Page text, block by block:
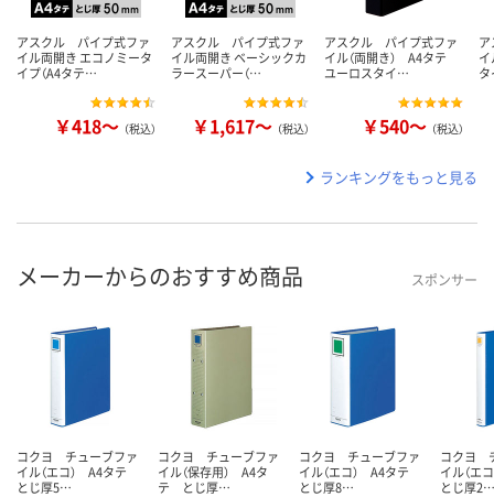
アスクル パイプ式ファ
イル両開き エコノミータ
イプ（A4タテ…
￥418～ （税込）
アスクル パイプ式ファ
イル両開き ベーシックカ
ラースーパー（…
￥1,617～ （税込）
アスクル パイプ式ファ
イル（両開き） A4タテ
ユーロスタイ…
￥540～ （税込）
ランキングをもっと見る
メーカーからのおすすめ商品 スポンサー
コクヨ チューブファ
イル（エコ） A4タテ
とじ厚5…
コクヨ チューブファ
イル（保存用） A4タ
テ とじ厚…
コクヨ チューブファ
イル（エコ） A4タテ
とじ厚8…
コクヨ
イル（
とじ厚2…